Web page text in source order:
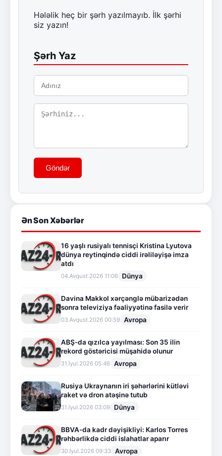
Hələlik heç bir şərh yazılmayıb. İlk şərhi
siz yazın!
Şərh Yaz
Göndər
Ən Son Xəbərlər
16 yaşlı rusiyalı tennisçi Kristina Lyutova
dünya reytinqində ciddi irəliləyişə imza
atdı
04.Avqust.2026 11:06 Dünya
Davina Makkol xərçənglə mübarizədən
sonra televiziya fəaliyyətinə fasilə verir
03.Avqust.2026 00:59 Avropa
ABŞ-da qızılca yayılması: Son 35 ilin
rekord göstəricisi müşahidə olunur
31.İyul.2026 05:46 Avropa
Rusiya Ukraynanın iri şəhərlərini kütləvi
raket və dron atəşinə tutub
31.İyul.2026 03:09 Dünya
BBVA-da kadr dəyişikliyi: Karlos Torres
rəhbərlikdə ciddi islahatlar aparır
30.İyul.2026 09:33 Avropa